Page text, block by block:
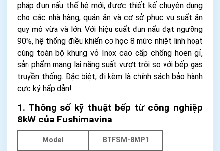
pháp đun nấu thế hệ mới, được thiết kế chuyên dụng
cho các nhà hàng, quán ăn và cơ sở phục vụ suất ăn
quy mô vừa và lớn. Với hiệu suất đun nấu đạt ngưỡng
90%, hệ thống điều khiển cơ học 8 mức nhiệt linh hoạt
cùng toàn bộ khung vỏ Inox cao cấp chống hoen gỉ,
sản phẩm mang lại năng suất vượt trội so với bếp gas
truyền thống. Đặc biệt, đi kèm là chính sách bảo hành
cực ký hấp dẫn!
1. Thông số kỹ thuật bếp từ công nghiệp
8kW của Fushimavina
Model BTFSM-8MP1